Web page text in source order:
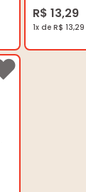
R$ 13,29
1x de R$ 13,29